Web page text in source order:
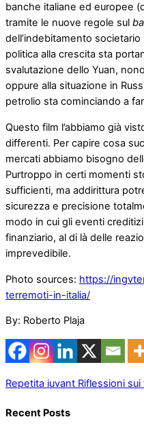
banche italiane ed europee
tramite le nuove regole sul
dell’indebitamento
politica alla crescita sta
svalutazione dello Yuan,
oppure alla situazione in
petrolio sta cominciando a
Questo film l’abbiamo già
differenti. Per capire cosa
mercati abbiamo bisogno
Purtroppo in certi momenti
sufficienti, ma addirittura
sicurezza e precisione
modo in cui gli eventi
finanziario, al di là delle
imprevedibile.
Photo sources: https://
terremoti-in-italia/
By: Roberto Plaja
Repetita iuvant Riflessioni
Recent Posts